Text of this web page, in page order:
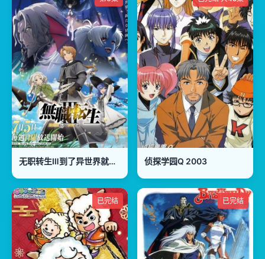
无职转生Ⅲ到了异世界就拿出真本事無職転生Ⅲ 侦探学园Q 2003
已完结 已完结